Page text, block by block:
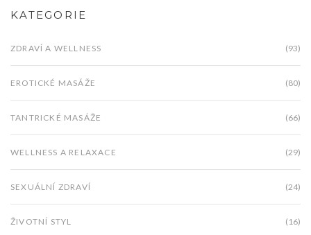
KATEGORIE
ZDRAVÍ A WELLNESS (93)
EROTICKÉ MASÁŽE (80)
TANTRICKÉ MASÁŽE (66)
WELLNESS A RELAXACE (29)
SEXUÁLNÍ ZDRAVÍ (24)
ŽIVOTNÍ STYL (16)